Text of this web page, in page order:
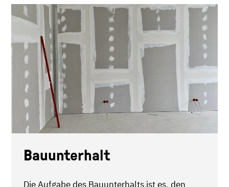
Bauunterhalt
Die Aufgabe des Bauunterhalts ist es, den